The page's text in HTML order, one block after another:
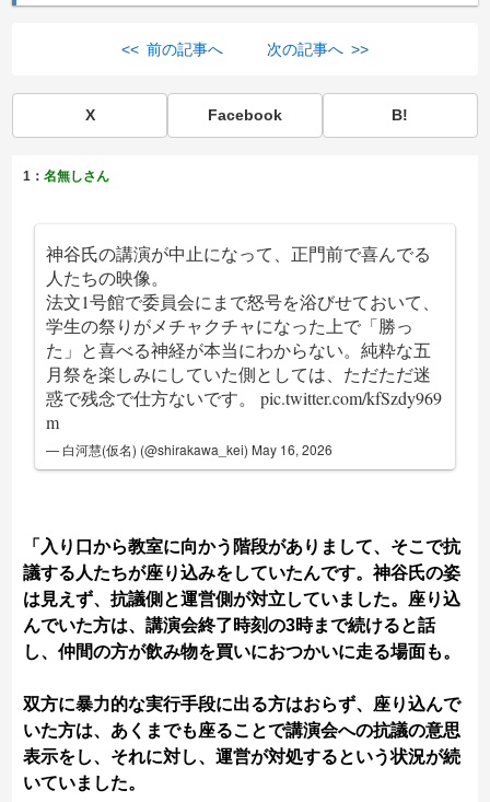
<< 前の記事へ 次の記事へ >>
X Facebook B!
1：名無しさん
神谷氏の講演が中止になって、正門前で喜んでる
人たちの映像。
法文1号館で委員会にまで怒号を浴びせておいて、
学生の祭りがメチャクチャになった上で「勝っ
た」と喜べる神経が本当にわからない。純粋な五
月祭を楽しみにしていた側としては、ただただ迷
惑で残念で仕方ないです。pic.twitter.com/kfSzdy969
m
— 白河慧(仮名) (@shirakawa_kei) May 16, 2026
「入り口から教室に向かう階段がありまして、そこで抗
議する人たちが座り込みをしていたんです。神谷氏の姿
は見えず、抗議側と運営側が対立していました。座り込
んでいた方は、講演会終了時刻の3時まで続けると話
し、仲間の方が飲み物を買いにおつかいに走る場面も。
双方に暴力的な実行手段に出る方はおらず、座り込んで
いた方は、あくまでも座ることで講演会への抗議の意思
表示をし、それに対し、運営が対処するという状況が続
いていました。